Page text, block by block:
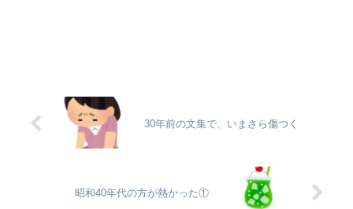
30年前の文集で、いまさら傷つく
昭和40年代の方が熱かった①